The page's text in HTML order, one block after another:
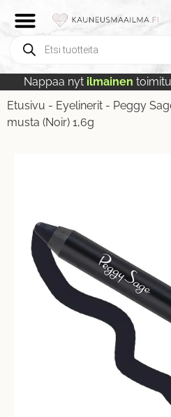
Nappaa nyt ilmainen
Etusivu - Eyelinerit - Peggy
musta (Noir) 1,6g